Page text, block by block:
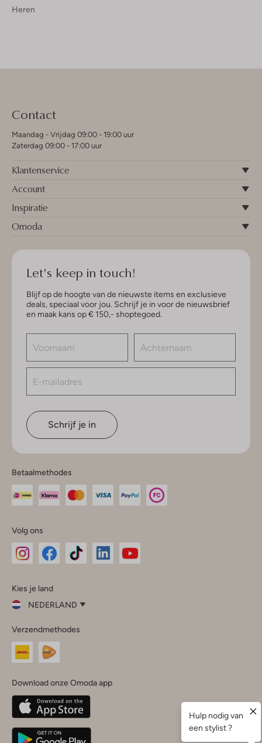
Heren
Contact
Maandag - Vrijdag 09:00 - 19:00 uur
Zaterdag 09:00 - 17:00 uur
Klantenservice
Account
Inspiratie
Omoda
Let's keep in touch!
Blijf op de hoogte van de nieuwste items en exclusieve
deals, speciaal voor jou. Schrijf je in voor de nieuwsbrief
en maak kans op € 150,- shoptegoed.
Schrijf je in
Betaalmethodes
Volg ons
InstagramFacebook
Kies je land
NEDERLAND
je
land
Nederland
Belgique(Français)
Deutschland
Verzendmethodes
Download onze Omoda app